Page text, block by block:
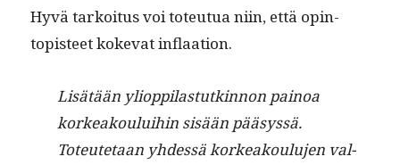
Hyvä tarkoi­tus voi toteu­tua niin, että opin­
topis­teet koke­vat inflaation.
Lisätään yliop­pi­las­tutkin­non pain­oa
korkeak­oului­hin sisään pääsyssä.
Toteutetaan yhdessä korkeak­oulu­jen val­